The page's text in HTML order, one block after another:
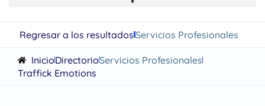
Regresar a los resultadosServicios Profesionales
InicioDirectorioServicios Profesionales
Traffick Emotions